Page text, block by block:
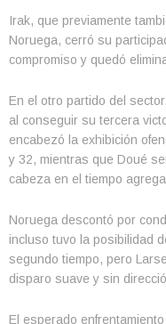
Irak, que previamente
Noruega, cerró su
compromiso y quedó
En el otro partido del
al conseguir su tercera
encabezó la exhibición
y 32, mientras que Doué
cabeza en el tiempo
Noruega descontó por
incluso tuvo la posibilidad
segundo tiempo, pero
disparo suave y sin
El esperado